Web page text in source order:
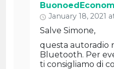
January 18, 2021
Salve Simone,
questa autoradio
Bluetooth. Per
ti consigliamo di